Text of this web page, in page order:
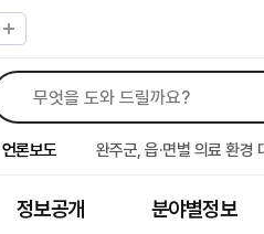
언론보도
완주군, ‘수의계약 총량제’
완주군 청소년, 초록우산
완주군, 읍·면별 의료 환경
완주군, 모바일 헬스케어 “
완주군 “여름휴가철 청소
완주 청소년, 삼성 임직원
정보공개 분야별정보